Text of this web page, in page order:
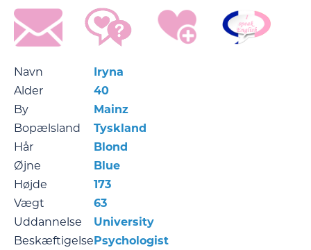
Navn
Iryna
Alder
40
By
Mainz
Bopælsland
Tyskland
Hår
Blond
Øjne
Blue
Højde
173
Vægt
63
Uddannelse
University
BeskæftigelsePsychologist